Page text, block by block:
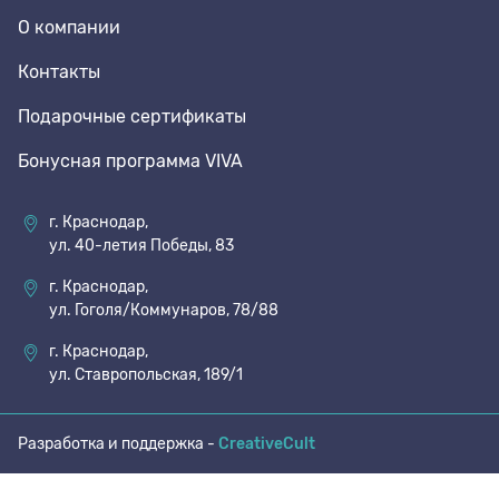
О компании
Контакты
Подарочные сертификаты
Бонусная программа VIVA
г. Краснодар,
ул. 40-летия Победы, 83
г. Краснодар,
ул. Гоголя/Коммунаров, 78/88
г. Краснодар,
ул. Ставропольская, 189/1
Разработка и поддержка - CreativeCult
8 den
Полустельки
Растяжитель и Очиститель
Рожки